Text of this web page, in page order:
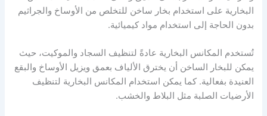
البخارية على استخدام بخار ساخن للتخلص من الأوساخ والجراثيم
بدون الحاجة إلى استخدام مواد كيميائية.
تُستخدم المكانس البخارية عادةً لتنظيف السجاد والموكيت، حيث
يمكن للبخار الساخن أن يخترق الألياف بعمق ويزيل الأوساخ والبقع
العنيدة بفعالية. كما يمكن استخدام المكانس البخارية لتنظيف
الأرضيات الصلبة مثل البلاط والخشب.